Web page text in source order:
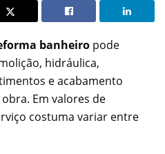
banheiro pode
hidráulica,
e acabamento
Em valores de
costuma variar entre